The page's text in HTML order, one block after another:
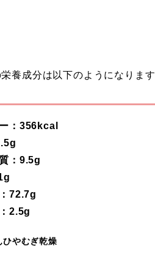
養成分は以下のようになります
：356kcal
：9.5g
72.7g
2.5g
やむぎ乾燥